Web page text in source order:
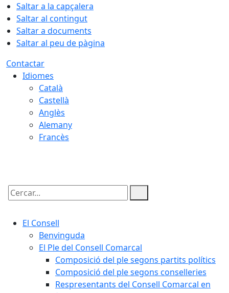
Saltar a la capçalera
Saltar al contingut
Saltar a documents
Saltar al peu de pàgina
Contactar
Idiomes
Català
Castellà
Anglès
Alemany
Francès
Cercar:
El Consell
Benvinguda
El Ple del Consell Comarcal
Composició del ple segons partits polítics
Composició del ple segons conselleries
Respresentants del Consell Comarcal en